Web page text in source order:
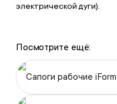
электрической дуги).
Посмотрите ещё:
Сапоги рабочие iForm